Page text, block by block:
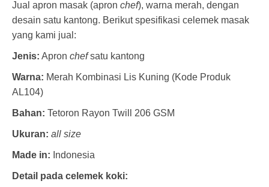
Jual apron masak (apron chef), warna merah, dengan
desain satu kantong. Berikut spesifikasi celemek masak
yang kami jual:
Jenis: Apron chefsatu kantong
Warna: Merah Kombinasi Lis Kuning (Kode Produk
AL104)
Bahan: Tetoron Rayon Twill 206 GSM
Ukuran: all size
Made in: Indonesia
Detail pada celemek koki: